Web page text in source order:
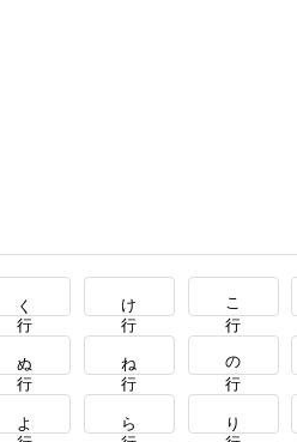
く行 け行 こ行
ぬ行 ね行 の行
よ行 ら行 り行